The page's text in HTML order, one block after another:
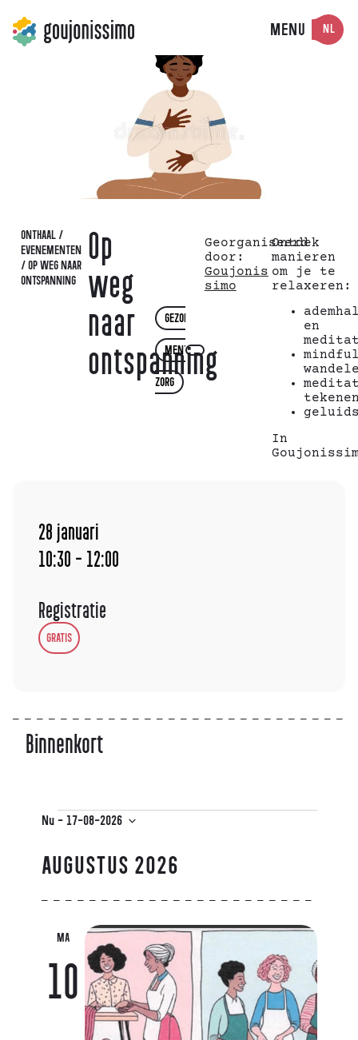
MENU NL
ONTHAAL /
EVENEMENTEN
/OP WEG NAAR
ONTSPANNING
Op
weg
naar
ontspanning
GEZONDHEID
MENTAL
ZORG
Georganiseerd
door:
Goujonis
simo
Ontdek
manieren
om je te
relaxeren:
en
In
28 januari
10:30 - 12:00
Registratie
GRATIS
Binnenkort
Nu - 17-08-2026
een
datum.
AUGUSTUS 2026
MA
10